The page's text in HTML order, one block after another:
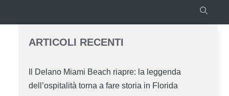
ARTICOLI RECENTI
Il Delano Miami Beach riapre: la leggenda
dell’ospitalità torna a fare storia in Florida